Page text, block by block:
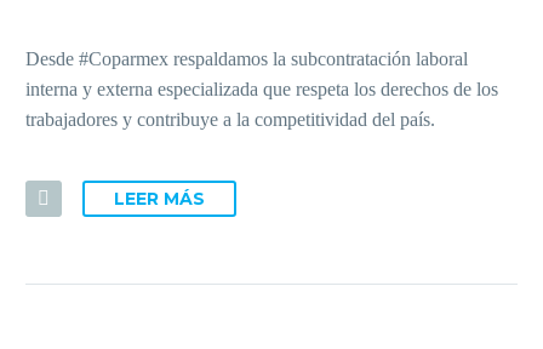
Desde #Coparmex respaldamos la subcontratación laboral
interna y externa especializada que respeta los derechos de los
trabajadores y contribuye a la competitividad del país.
LEER MÁS